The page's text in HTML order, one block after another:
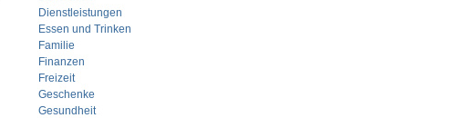
Dienstleistungen
Essen und Trinken
Familie
Finanzen
Freizeit
Geschenke
Gesundheit